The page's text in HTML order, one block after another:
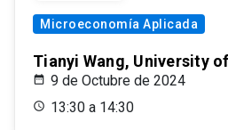
Microeconomía Aplicada
Tianyi Wang, University
9 de Octubre de 2024
13:30 a 14:30